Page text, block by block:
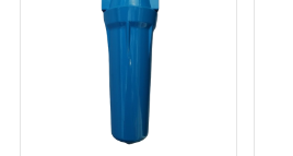
Быстрый просмотрДобавить к сравнению